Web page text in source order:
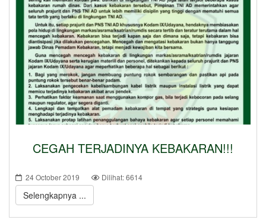
CEGAH TERJADINYA KEBAKARAN!!!
24 October 2019 Dilihat: 6614
Selengkapnya ...